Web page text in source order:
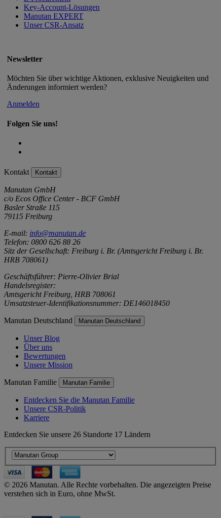
Key-Account-Lösungen
Manutan EXPERT
Unser CSR-Ansatz
Newsletter
Möchten Sie über wichtige Aktionen, exklusive Neuigkeiten und
Änderungen informiert werden?
Anmelden
Folgen Sie uns!
Kontakt Kontakt
Manutan GmbH
c/o Ecos Office Center - BCF GmbH
Basler Straße 115
79115 Freiburg
E-mail: info@manutan.de
Telefon: 0800 626 88 26
Sitz der Gesellschaft: Freiburg i. Br. (Amtsgericht Freiburg i. Br.
HRB 708061)
Geschäftsführer: Pierre-Olivier Brial
Handelsregister:
Amtsgericht Freiburg, HRB 708061
Umsatzsteuer-Identifikationsnummer: DE146018450
Manutan Deutschland Manutan Deutschland
Unser Blog
Über uns
Bewertungen
Unsere Mission
Manutan Familie Manutan Familie
Entdecken Sie die Manutan Familie
Unsere CSR-Politik
Karriere
Entdecken Sie unsere 26 Standorte 17 Ländern
© 2026 Manutan. Alle Rechte vorbehalten. Die angezeigten Preise
verstehen sich in Euro, ohne MwSt.